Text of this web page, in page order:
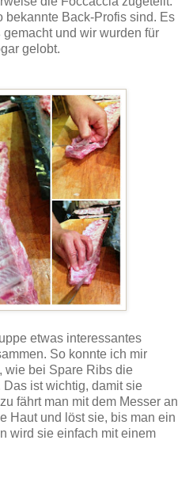
bekannte Back-Profis sind. Es
und wir wurden für
gelobt.
etwas interessantes
So konnte ich mir
wie bei Spare Ribs die
ist wichtig, damit sie
fährt man mit dem Messer an
Haut und löst sie, bis man ein
wird sie einfach mit einem